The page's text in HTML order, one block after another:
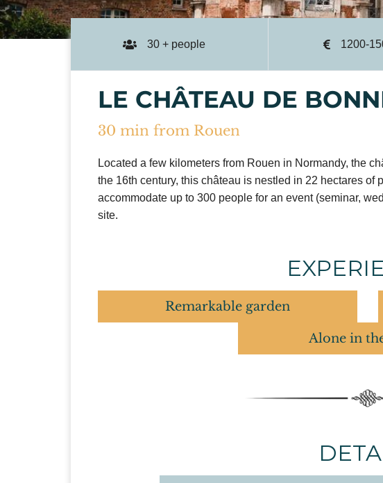
30 + people 1200-
LE CHÂTEAU DE
30 min from Rouen
Located a few kilometers from Rouen in Normandy, the
the 16th century, this château is nestled in 22 hectares of
accommodate up to 300 people for an event (seminar,
site.
Remarkable garden
Alone in